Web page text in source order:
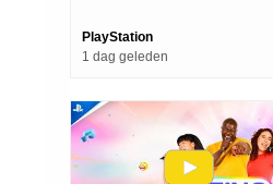
PlayStation
1 dag geleden